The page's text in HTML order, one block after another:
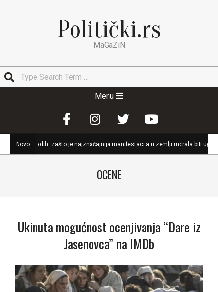
Politički.rs
MaGaZiN
Menu
NovoZašto je najznačajnija manifestacija u zemlji morala biti ugašena
OCENE
Ukinuta mogućnost ocenjivanja “Dare iz
Jasenovca” na IMDb
02-
03